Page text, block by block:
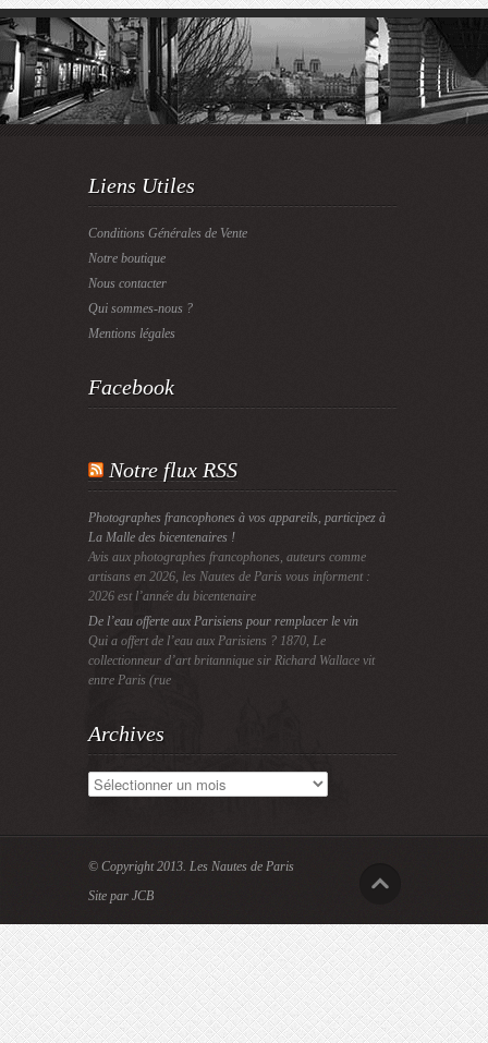
Liens Utiles
Conditions Générales de Vente
Notre boutique
Nous contacter
Qui sommes-nous ?
Mentions légales
Facebook
Notre flux RSS
Photographes francophones à vos appareils, participez à
La Malle des bicentenaires !
Avis aux photographes francophones, auteurs comme
artisans en 2026, les Nautes de Paris vous informent :
2026 est l’année du bicentenaire
De l’eau offerte aux Parisiens pour remplacer le vin
Qui a offert de l’eau aux Parisiens ? 1870, Le
collectionneur d’art britannique sir Richard Wallace vit
entre Paris (rue
Archives
Archives
© Copyright 2013. Les Nautes de Paris
Site par JCB